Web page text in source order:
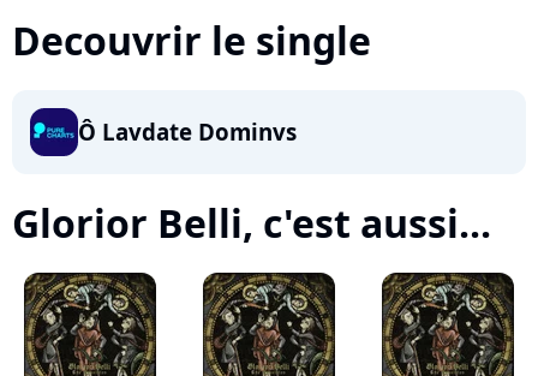
Decouvrir le single
Ô Lavdate Dominvs
Glorior Belli, c'est aussi...